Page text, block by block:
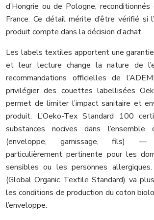
d’Hongrie ou de Pologne,
France. Ce détail mérite d’être vérifié si
produit compte dans la décision d’achat.
Les labels textiles apportent une
et leur lecture change la nature de
recommandations officielles de
privilégier des couettes labellisées
permet de limiter l’impact sanitaire et
produit. L’Oeko-Tex Standard 100
substances nocives dans l’ensemble
(enveloppe, garnissage, fils) —
particulièrement pertinente pour les
sensibles ou les personnes
(Global Organic Textile Standard) va
les conditions de production du coton
l’enveloppe.